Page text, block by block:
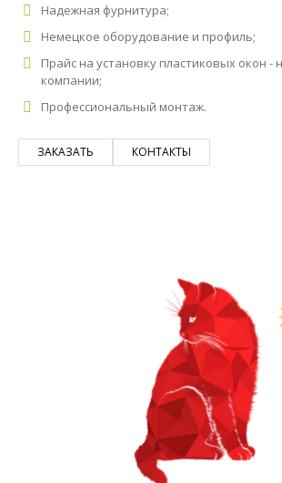
Надежная фурнитура;
Немецкое оборудование и профиль;
Прайс на установку пластиковых окон -
компании;
Профессиональный монтаж.
ЗАКАЗАТЬ КОНТАКТЫ